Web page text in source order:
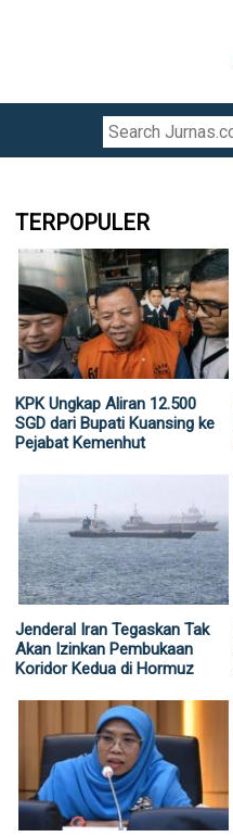
TERPOPULER
KPK Ungkap Aliran 12.500
SGD dari Bupati Kuansing ke
Pejabat Kemenhut
Jenderal Iran Tegaskan Tak
Akan Izinkan Pembukaan
Koridor Kedua di Hormuz